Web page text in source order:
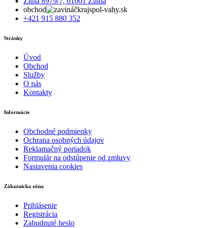
obchod
krajspol-vahy.sk
+421 915 880 352
Stránky
Úvod
Obchod
Služby
O nás
Kontakty
Informácie
Obchodné podmienky
Ochrana osobných údajov
Reklamačný poriadok
Formulár na odstúpenie od zmluvy
Nastavenia cookies
Zákaznícka zóna
Prihlásenie
Registrácia
Zabudnuté heslo